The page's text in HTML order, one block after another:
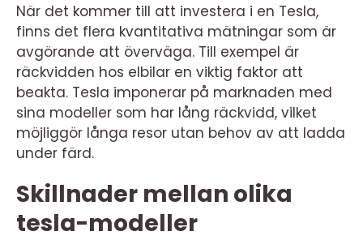
När det kommer till att investera i en Tesla,
finns det flera kvantitativa mätningar som är
avgörande att överväga. Till exempel är
räckvidden hos elbilar en viktig faktor att
beakta. Tesla imponerar på marknaden med
sina modeller som har lång räckvidd, vilket
möjliggör långa resor utan behov av att ladda
under färd.
Skillnader mellan olika
tesla-modeller